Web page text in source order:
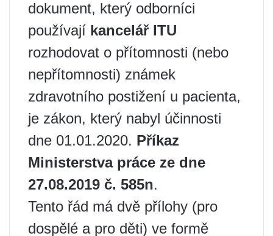
dokument, který odborníci
používají kancelář ITU
rozhodovat o přítomnosti (nebo
nepřítomnosti) známek
zdravotního postižení u pacienta,
je zákon, který nabyl účinnosti
dne 01.01.2020. Příkaz
Ministerstva práce ze dne
27.08.2019 č. 585n.
Tento řád má dvě přílohy (pro
dospělé a pro děti) ve formě